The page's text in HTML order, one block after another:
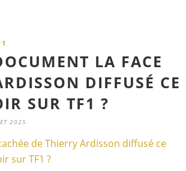
LA FACE
DIFFUSÉ CE
SUR TF1 ?
2025